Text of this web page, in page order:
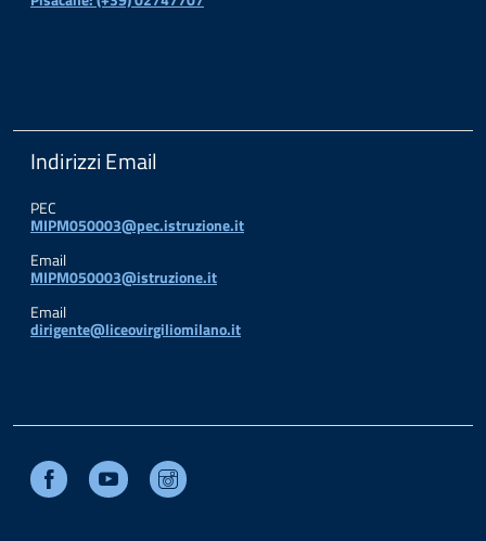
Indirizzi Email
PEC
MIPM050003@pec.istruzione.it
Email
MIPM050003@istruzione.it
Email
dirigente@liceovirgiliomilano.it
Facebook Youtube